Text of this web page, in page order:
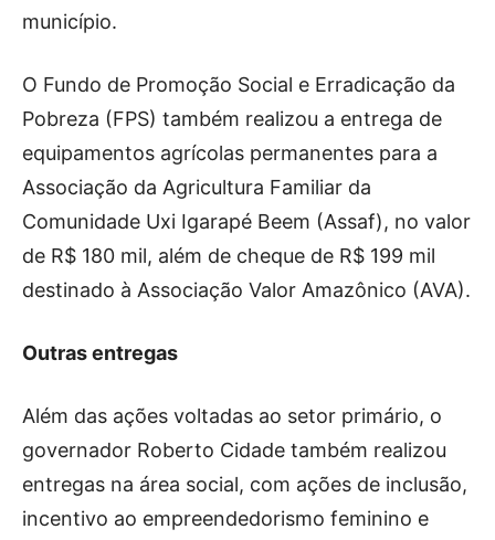
município.
O Fundo de Promoção Social e Erradicação da
Pobreza (FPS) também realizou a entrega de
equipamentos agrícolas permanentes para a
Associação da Agricultura Familiar da
Comunidade Uxi Igarapé Beem (Assaf), no valor
de R$ 180 mil, além de cheque de R$ 199 mil
destinado à Associação Valor Amazônico (AVA).
Outras entregas
Além das ações voltadas ao setor primário, o
governador Roberto Cidade também realizou
entregas na área social, com ações de inclusão,
incentivo ao empreendedorismo feminino e